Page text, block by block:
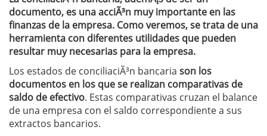
documento, es una acciÃ³n muy importante en las
finanzas de la empresa. Como veremos, se trata de una
herramienta con diferentes utilidades que pueden
resultar muy necesarias para la empresa.
Los estados de conciliaciÃ³n bancaria son los
documentos en los que se realizan comparativas de
saldo de efectivo. Estas comparativas cruzan el balance
de una empresa con el saldo correspondiente a sus
extractos bancarios.